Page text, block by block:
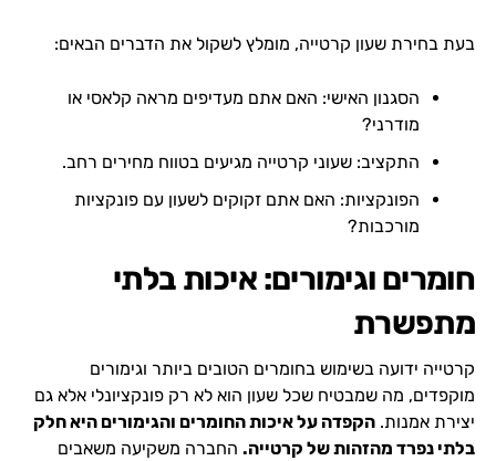
בעת בחירת שעון קרטייה, מומלץ לשקול את הדברים הבאים:
הסגנון האישי: האם אתם מעדיפים מראה קלאסי או
מודרני?
התקציב: שעוני קרטייה מגיעים בטווח מחירים רחב.
הפונקציות: האם אתם זקוקים לשעון עם פונקציות
מורכבות?
חומרים וגימורים: איכות בלתי
מתפשרת
קרטייה ידועה בשימוש בחומרים הטובים ביותר וגימורים
מוקפדים, מה שמבטיח שכל שעון הוא לא רק פונקציונלי אלא גם
יצירת אמנות. הקפדה על איכות החומרים והגימורים היא חלק
בלתי נפרד מהזהות של קרטייה.החברה משקיעה משאבים